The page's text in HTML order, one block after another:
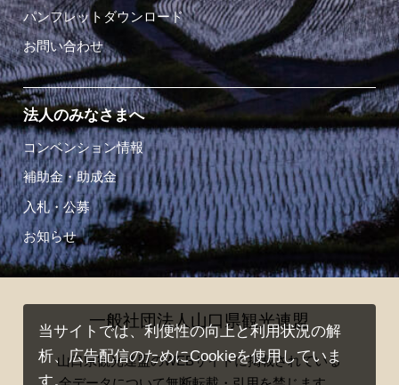
パンフレットダウンロード
お問い合わせ
法人のみなさまへ
コンベンション情報
補助金・助成金
入札・公募
お知らせ
一般社団法人山口県観光連盟
山口県観光連盟のWEBサイトに掲載されている
当サイトでは、利便性の向上と利用状況の解
析、広告配信のためにCookieを使用していま
す。